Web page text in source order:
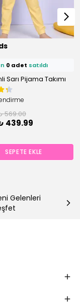
0 kişifavoriledi!
0 adet satıldı
Sarı Pijama Takımı
569.00
439.99
SEPETE EKLE
Gelenleri